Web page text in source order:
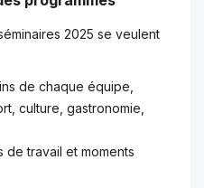
2025 se veulent
de chaque équipe,
culture, gastronomie,
travail et moments